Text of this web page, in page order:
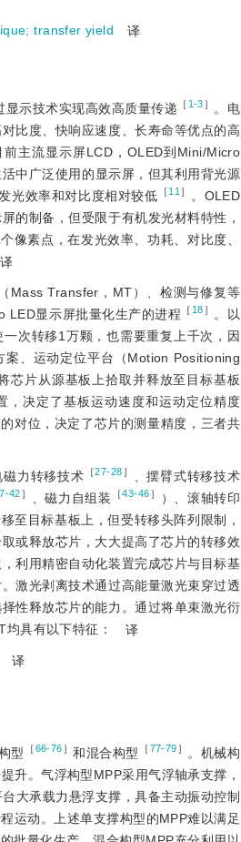
;transfer yield 译
示技术实现高效高质量传递 ［ 1-3］
。电
比度、快响应速度、长寿命等优点的高
前主流显示屏LCD，OLED到Mini/Micro
中广泛使用的显示屏，但其利用背光源
光效率和对比度相对较低 ［11 ］
。OLED
的制备，但受限于有机发光材料特性，
像素点，在发光效率、功耗、对比度、
译
Mass Transfer，MT）、检测与修复等
LED显示屏批量化生产的进程 ［ 18］
。以
次转移1万颗，也需要重复上千次，因
、运动定位平台（Motion Positioning
芯片从源基板上拾取并释放至目标基板
，决定了基板运动速度和运动定位精度
对位，决定了芯片的测量精度，三者共
磁力转移技术 ［27-28］ 、摆臂式转移技术
42］ 、磁力自组装 ［43-46］
）、滚轴转印
至目标基板上，但受转移头阵列限制，
或释放芯片，大大提高了芯片的转移效
利用精密自动化装置完成芯片与目标基
激光剥离技术通过高能量激光束穿过透
性释放芯片的能力。通过将单束激光衍
具有以下特征：
译
译
型 ［66-76］和混合构型 ［77-79］
。机械构
升。气浮构型MPP采用气浮轴承支撑，
大承载力悬浮支撑，具备主动振动控制
运动。上述单支撑构型的MPP难以满足